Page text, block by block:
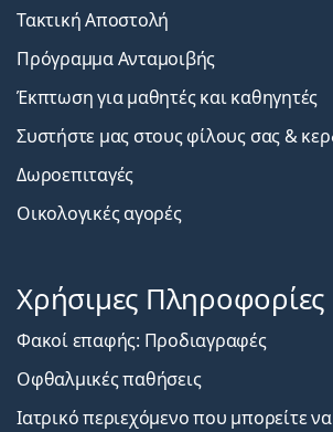
Τακτική Αποστολή
Πρόγραμμα Ανταμοιβής
Έκπτωση για μαθητές και καθηγητές
Συστήστε μας στους φίλους σας &
Δωροεπιταγές
Οικολογικές αγορές
Χρήσιμες Πληροφορίες
Φακοί επαφής: Προδιαγραφές
Οφθαλμικές παθήσεις
Ιατρικό περιεχόμενο που μπορείτε να